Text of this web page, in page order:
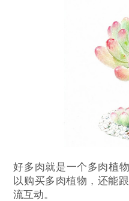
好多肉就是一个多肉植
以购买多肉植物，还能
流互动。